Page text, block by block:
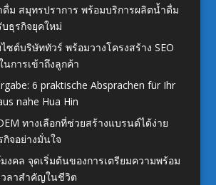
ม สมุทรปราการ พร้อมบริการผลิตน้ำดื่ม
ธุรกิจยุคใหม่
ซต์บริษัททัวร์ พร้อมวางโครงสร้าง SEO
นการเข้าถึงลูกค้า
6 praktische Absprachen für Ihr
nahe Hua Hin
ทางเลือกที่ช่วยสร้างแบรนด์ได้ง่าย
จอย่างมั่นใจ
งคล จุดเริ่มต้นของการเตรียมความพร้อม
วลาสำคัญในชีวิต